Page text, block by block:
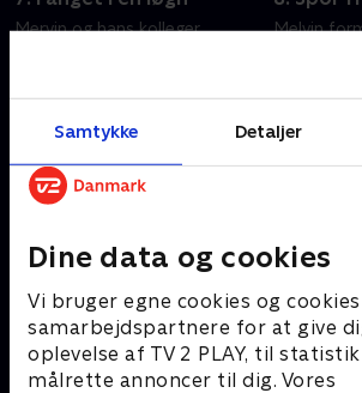
Samtykke Detaljer
Dine data og cookies
Vi bruger egne cookies og
samarbejdspartnere for at give
oplevelse af TV 2 PLAY, til
målrette annoncer til dig. Vores
Mervin og hans kolleger
bliver skudt uden for sit hus.
10. december 2025 • 58 min
Melvin
mor, men
opklare
10.
Andre så også